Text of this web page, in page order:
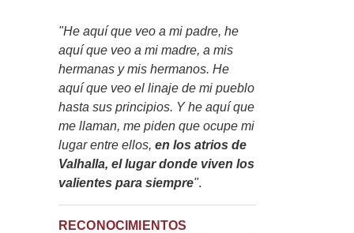
"He aquí que veo a mi padre, he
aquí que veo a mi madre, a mis
hermanas y mis hermanos. He
aquí que veo el linaje de mi pueblo
hasta sus principios. Y he aquí que
me llaman, me piden que ocupe mi
lugar entre ellos, en los atrios de
Valhalla, el lugar donde viven los
valientes para siempre".
RECONOCIMIENTOS